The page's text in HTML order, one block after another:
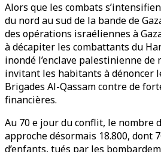
Alors que les combats
du nord au sud de la bande de
des opérations israéliennes à
à décapiter les combattants du
inondé l’enclave palestinienne de
invitant les habitants à dénoncer
Brigades Al-Qassam contre de
financières.
Au 70 e jour du conflit, le nombre
approche désormais 18.800, dont
d’enfants, tués par les